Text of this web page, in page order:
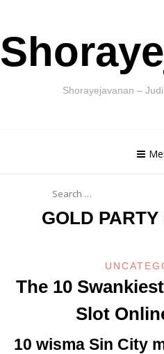
to
content
Shorayejavanan –
for:
GOLD
The 10
Slot
10 wisma Sin City